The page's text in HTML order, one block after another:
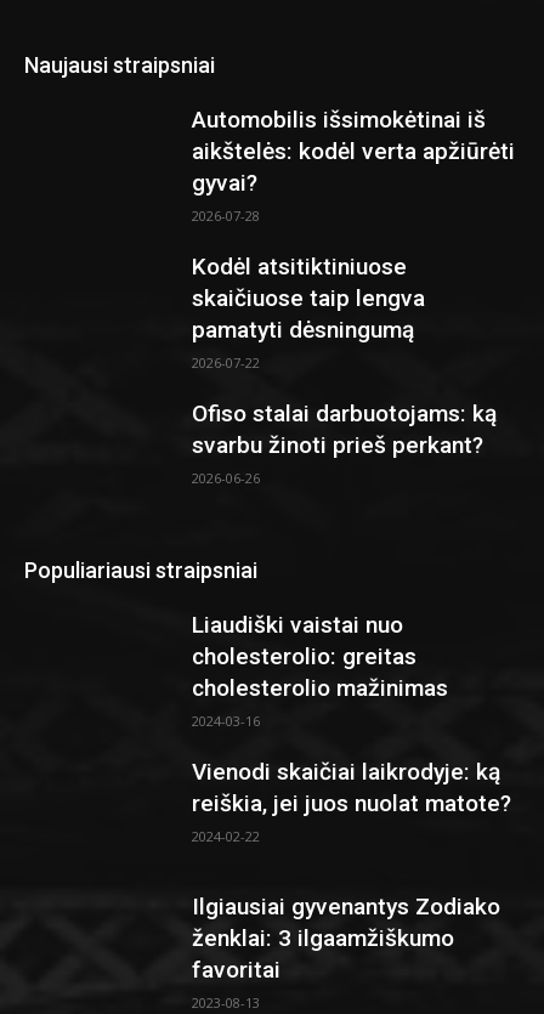
Naujausi straipsniai
Automobilis išsimokėtinai iš
aikštelės: kodėl verta apžiūrėti
gyvai?
2026-07-28
Kodėl atsitiktiniuose
skaičiuose taip lengva
pamatyti dėsningumą
2026-07-22
Ofiso stalai darbuotojams: ką
svarbu žinoti prieš perkant?
2026-06-26
Populiariausi straipsniai
Liaudiški vaistai nuo
cholesterolio: greitas
cholesterolio mažinimas
2024-03-16
Vienodi skaičiai laikrodyje: ką
reiškia, jei juos nuolat matote?
2024-02-22
Ilgiausiai gyvenantys Zodiako
ženklai: 3 ilgaamžiškumo
favoritai
2023-08-13